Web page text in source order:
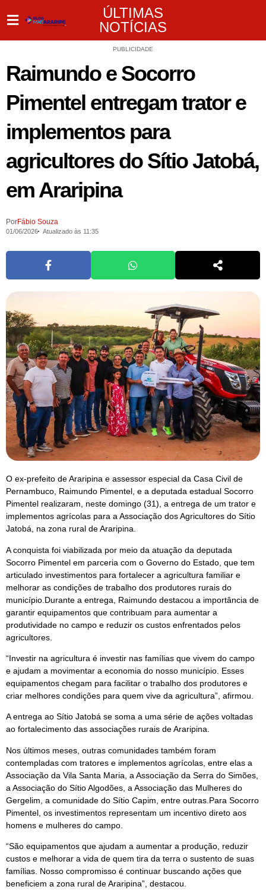
ÚLTIMAS
NOTÍCIAS
PUBLICIDADE
Raimundo e Socorro
Pimentel entregam trator e
implementos para
agricultores do Sítio Jatobá,
em Araripina
PorFábio Souza
01/06/2026 Atualizado às 11:35
O ex-prefeito de Araripina e assessor especial da Casa Civil de
Pernambuco, Raimundo Pimentel, e a deputada estadual Socorro
Pimentel realizaram, neste domingo (31), a entrega de um trator e
implementos agrícolas para a Associação dos Agricultores do Sítio
Jatobá, na zona rural de Araripina.
A conquista foi viabilizada por meio da atuação da deputada
Socorro Pimentel em parceria com o Governo do Estado, que tem
articulado investimentos para fortalecer a agricultura familiar e
melhorar as condições de trabalho dos produtores rurais do
município.Durante a entrega, Raimundo destacou a importância de
garantir equipamentos que contribuam para aumentar a
produtividade no campo e reduzir os custos enfrentados pelos
agricultores.
“Investir na agricultura é investir nas famílias que vivem do campo
e ajudam a movimentar a economia do nosso município. Esses
equipamentos chegam para facilitar o trabalho dos produtores e
criar melhores condições para quem vive da agricultura”, afirmou.
A entrega ao Sítio Jatobá se soma a uma série de ações voltadas
ao fortalecimento das associações rurais de Araripina.
Nos últimos meses, outras comunidades também foram
contempladas com tratores e implementos agrícolas, entre elas a
Associação da Vila Santa Maria, a Associação da Serra do Simões,
a Associação do Sítio Algodões, a Associação das Mulheres do
Gergelim, a comunidade do Sítio Capim, entre outras.Para Socorro
Pimentel, os investimentos representam um incentivo direto aos
homens e mulheres do campo.
“São equipamentos que ajudam a aumentar a produção, reduzir
custos e melhorar a vida de quem tira da terra o sustento de suas
famílias. Nosso compromisso é continuar buscando ações que
beneficiem a zona rural de Araripina”, destacou.